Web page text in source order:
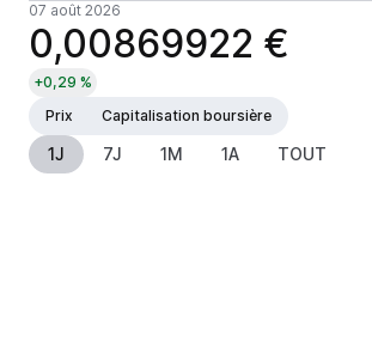
07 août 2026
0,00869922 €
+0,29 %
Prix
Capitalisation boursière
1J 7J 1M 1A TOUT